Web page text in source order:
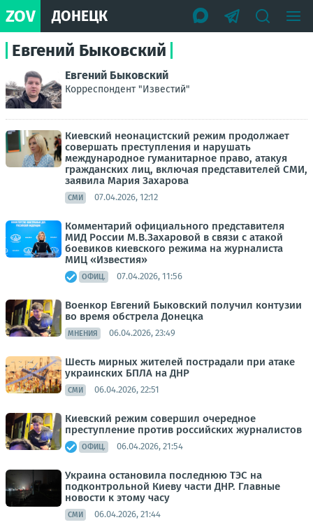
ZOV ДОНЕЦК
Евгений Быковский
Евгений Быковский
Корреспондент "Известий"
Киевский неонацистский режим продолжает
совершать преступления и нарушать
международное гуманитарное право, атакуя
гражданских лиц, включая представителей СМИ,
заявила Мария Захарова
СМИ 07.04.2026, 12:12
Комментарий официального представителя
МИД России М.В.Захаровой в связи с атакой
боевиков киевского режима на журналиста
МИЦ «Известия»
ОФИЦ. 07.04.2026, 11:56
Военкор Евгений Быковский получил контузии
во время обстрела Донецка
МНЕНИЯ 06.04.2026, 23:49
Шесть мирных жителей пострадали при атаке
украинских БПЛА на ДНР
СМИ 06.04.2026, 22:51
Киевский режим совершил очередное
преступление против российских журналистов
ОФИЦ. 06.04.2026, 21:54
Украина остановила последнюю ТЭС на
подконтрольной Киеву части ДНР. Главные
новости к этому часу
СМИ 06.04.2026, 21:44